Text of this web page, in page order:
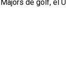
de golf, el